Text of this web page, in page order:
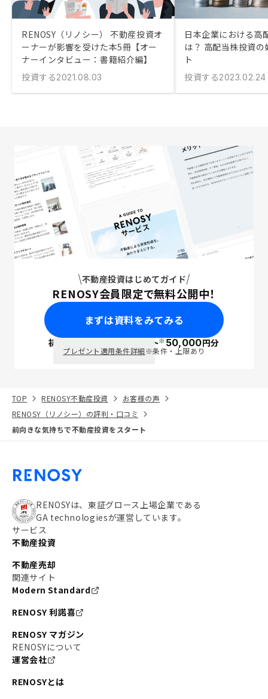
RENOSY（リノシー） 不動産投資オ
ーナーが影響を受けた本5冊【オー
ナーインタビュー：書籍紹介編】
投資する2021.08.03
日本企業における高
は？ 高配当株投資
ト
投資する2023.02.24
不動産投資はじめてガイド
RENOSY会員限定で無料公開中！
まずは資料をみてみる
初回面談で ポイント※50,000円分
プレゼント適用条件詳細※条件・上限あり
TOP RENOSY不動産投資
お客様の声
RENOSY（リノシー）の評判・口コミ
前向きな気持ちで不動産投資をスタート
RENOSYは、東証グロース上場企業である
GA technologiesが運営しています。
サービス
不動産投資
不動産売却
関連サイト
Modern Standard
RENOSY 利諾喜
RENOSY マガジン
RENOSYについて
運営会社
RENOSYとは